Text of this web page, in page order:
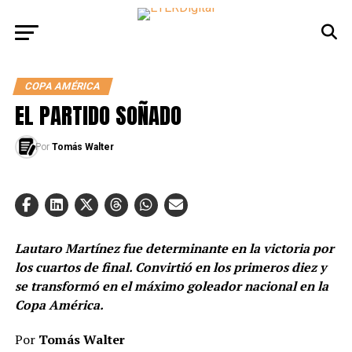
COPA AMÉRICA
EL PARTIDO SOÑADO
Por Tomás Walter
Lautaro Martínez fue determinante en la victoria por
los cuartos de final. Convirtió en los primeros diez y
se transformó en el máximo goleador nacional en la
Copa América.
Por Tomás Walter